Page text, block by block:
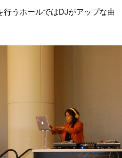
うホールではDJがアップな曲